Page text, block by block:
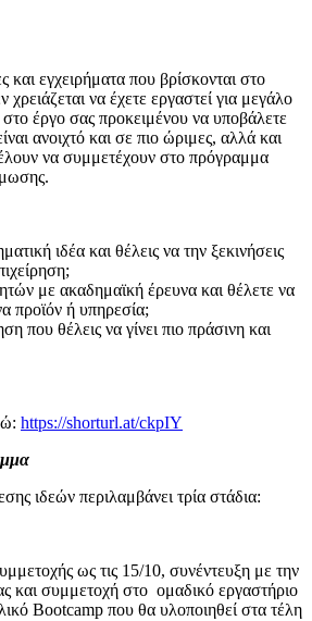
και εγχειρήματα που βρίσκονται στο
χρειάζεται να έχετε εργαστεί για μεγάλο
έργο σας προκειμένου να υποβάλετε
ανοιχτό και σε πιο ώριμες, αλλά και
να συμμετέχουν στο πρόγραμμα
ιδέα και θέλεις να την ξεκινήσεις
με ακαδημαϊκή έρευνα και θέλετε να
προϊόν ή υπηρεσία;
που θέλεις να γίνει πιο πράσινη και
https://shorturl.at/ckpIY
ιδεών περιλαμβάνει τρία στάδια:
ως τις 15/10, συνέντευξη με την
και συμμετοχή στο ομαδικό εργαστήριο
Bootcamp που θα υλοποιηθεί στα τέλη